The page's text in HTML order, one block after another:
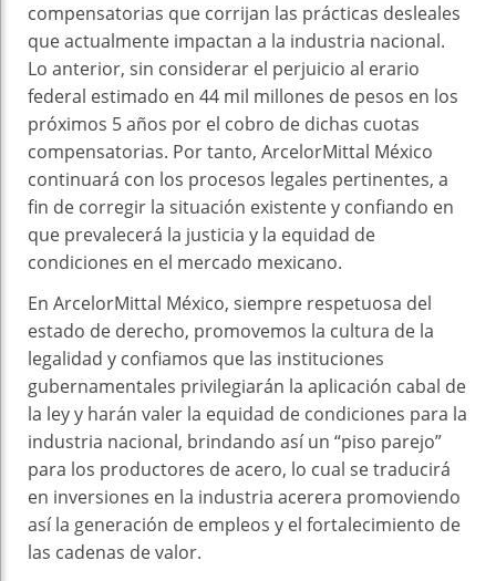
compensatorias que corrijan las prácticas desleales
que actualmente impactan a la industria nacional.
Lo anterior, sin considerar el perjuicio al erario
federal estimado en 44 mil millones de pesos en los
próximos 5 años por el cobro de dichas cuotas
compensatorias. Por tanto, ArcelorMittal México
continuará con los procesos legales pertinentes, a
fin de corregir la situación existente y confiando en
que prevalecerá la justicia y la equidad de
condiciones en el mercado mexicano.
En ArcelorMittal México, siempre respetuosa del
estado de derecho, promovemos la cultura de la
legalidad y confiamos que las instituciones
gubernamentales privilegiarán la aplicación cabal de
la ley y harán valer la equidad de condiciones para la
industria nacional, brindando así un “piso parejo”
para los productores de acero, lo cual se traducirá
en inversiones en la industria acerera promoviendo
así la generación de empleos y el fortalecimiento de
las cadenas de valor.